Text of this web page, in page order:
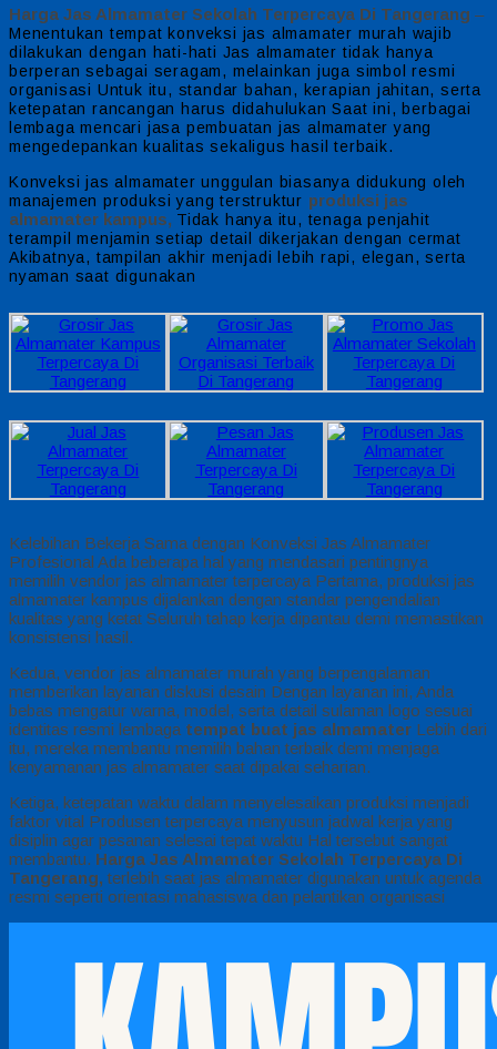
Harga Jas Almamater Sekolah Terpercaya Di Tangerang –
Menentukan tempat konveksi jas almamater murah wajib
dilakukan dengan hati-hati Jas almamater tidak hanya
berperan sebagai seragam, melainkan juga simbol resmi
organisasi Untuk itu, standar bahan, kerapian jahitan, serta
ketepatan rancangan harus didahulukan Saat ini, berbagai
lembaga mencari jasa pembuatan jas almamater yang
mengedepankan kualitas sekaligus hasil terbaik.
Konveksi jas almamater unggulan biasanya didukung oleh
manajemen produksi yang terstruktur produksi jas
almamater kampus, Tidak hanya itu, tenaga penjahit
terampil menjamin setiap detail dikerjakan dengan cermat
Akibatnya, tampilan akhir menjadi lebih rapi, elegan, serta
nyaman saat digunakan
Kelebihan Bekerja Sama dengan Konveksi Jas Almamater
Profesional Ada beberapa hal yang mendasari pentingnya
memilih vendor jas almamater terpercaya Pertama, produksi jas
almamater kampus dijalankan dengan standar pengendalian
kualitas yang ketat Seluruh tahap kerja dipantau demi memastikan
konsistensi hasil.
Kedua, vendor jas almamater murah yang berpengalaman
memberikan layanan diskusi desain Dengan layanan ini, Anda
bebas mengatur warna, model, serta detail sulaman logo sesuai
identitas resmi lembaga tempat buat jas almamater Lebih dari
itu, mereka membantu memilih bahan terbaik demi menjaga
kenyamanan jas almamater saat dipakai seharian.
Ketiga, ketepatan waktu dalam menyelesaikan produksi menjadi
faktor vital Produsen terpercaya menyusun jadwal kerja yang
disiplin agar pesanan selesai tepat waktu Hal tersebut sangat
membantu. Harga Jas Almamater Sekolah Terpercaya Di
Tangerang, terlebih saat jas almamater digunakan untuk agenda
resmi seperti orientasi mahasiswa dan pelantikan organisasi